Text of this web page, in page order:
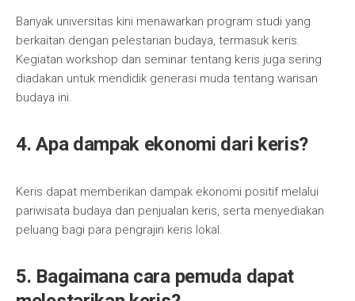
Banyak universitas kini menawarkan program studi yang
berkaitan dengan pelestarian budaya, termasuk keris.
Kegiatan workshop dan seminar tentang keris juga sering
diadakan untuk mendidik generasi muda tentang warisan
budaya ini.
4. Apa dampak ekonomi dari keris?
Keris dapat memberikan dampak ekonomi positif melalui
pariwisata budaya dan penjualan keris, serta menyediakan
peluang bagi para pengrajin keris lokal.
5. Bagaimana cara pemuda dapat